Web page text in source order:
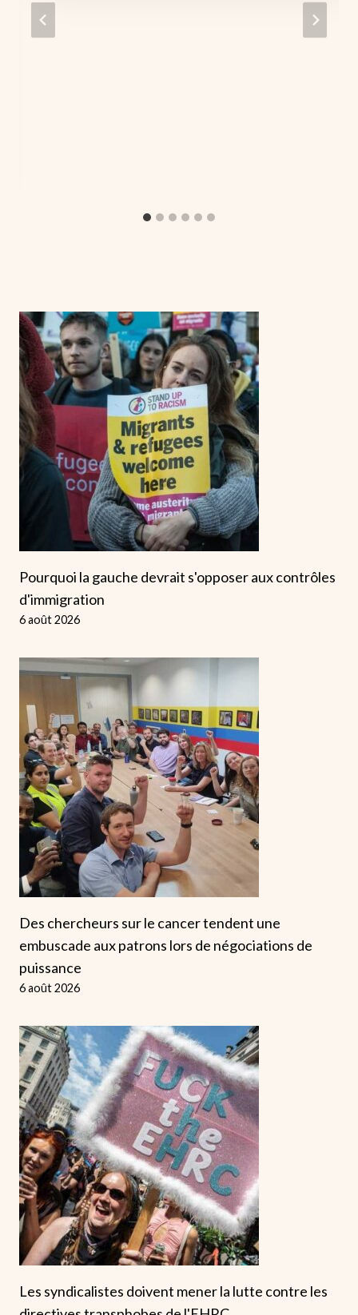
Pourquoi la gauche devrait s'opposer aux contrôles
d'immigration
6 août 2026
Des chercheurs sur le cancer tendent une
embuscade aux patrons lors de négociations de
puissance
6 août 2026
Les syndicalistes doivent mener la lutte contre les